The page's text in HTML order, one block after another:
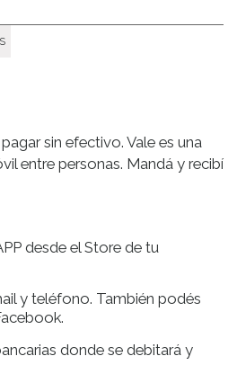
sin efectivo. Vale es una
entre personas. Mandá y recibí
desde el Store de tu
y teléfono. También podés
donde se debitará y